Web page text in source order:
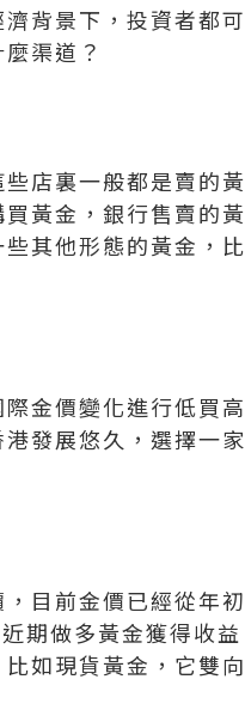
背景下，投資者都可
渠道？
店裏一般都是賣的黃
黃金，銀行售賣的黃
其他形態的黃金，比
金價變化進行低買高
發展悠久，選擇一家
目前金價已經從年初
期做多黃金獲得收益
如現貨黃金，它雙向